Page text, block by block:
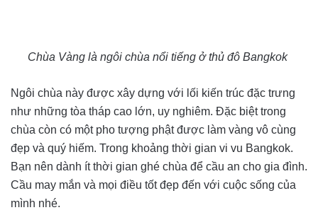
Chùa Vàng là ngôi chùa nổi tiếng ở thủ đô Bangkok
Ngôi chùa này được xây dựng với lối kiến trúc đặc trưng
như những tòa tháp cao lớn, uy nghiêm. Đặc biệt trong
chùa còn có một pho tượng phật được làm vàng vô cùng
đẹp và quý hiếm. Trong khoảng thời gian vi vu Bangkok.
Bạn nên dành ít thời gian ghé chùa để cầu an cho gia đình.
Cầu may mắn và mọi điều tốt đẹp đến với cuộc sống của
mình nhé.